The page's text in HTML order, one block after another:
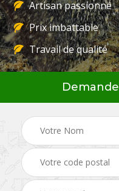
Artisan passionné
Prix imbattable
Travail de qualité